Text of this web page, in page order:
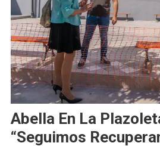
Abella En La
“Seguimos